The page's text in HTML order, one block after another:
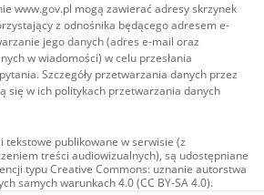
www.gov.pl mogą zawierać adresy skrzynek
z odnośnika będącego adresem e-
jego danych (adres e-mail oraz
w wiadomości) w celu przesłania
Szczegóły przetwarzania danych przez
się w ich politykach przetwarzania danych
tekstowe publikowane w serwisie (z
treści audiowizualnych), są udostępniane
typu Creative Commons: uznanie autorstwa
samych warunkach 4.0 (CC BY-SA 4.0).